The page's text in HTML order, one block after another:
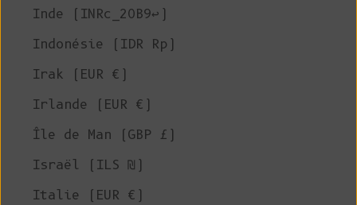
Inde (INRc_20B9↩)
Indonésie (IDR Rp)
Irak (EUR €)
Irlande (EUR €)
Île de Man (GBP £)
Israël (ILS ₪)
Italie (EUR €)